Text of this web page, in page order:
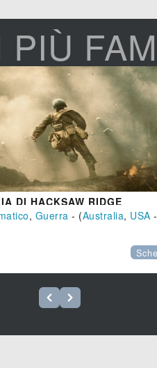
PIÙ
DI HACKSAW RIDGE
, Guerra - (Australia, USA -